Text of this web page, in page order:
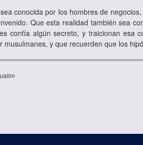
conocida por los hombres de
Que esta realidad también sea
confía algún secreto, y traicionan esa
musulmanes, y que recuerden que los